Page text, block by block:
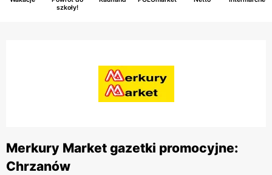
szkoły!
Merkury Market gazetki promocyjne:
Chrzanów